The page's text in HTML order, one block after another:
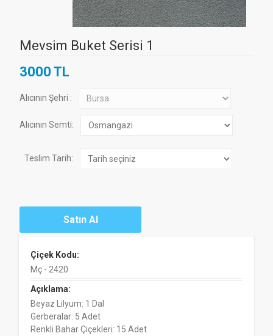
Mevsim Buket Serisi 1
3000 TL
Alıcının Şehri :
Alıcının Semti:
Teslim Tarih:
Çiçek Kodu:
Mç - 2420
Açıklama:
Beyaz Lilyum: 1 Dal
Gerberalar: 5 Adet
Renkli Bahar Çiçekleri: 15 Adet